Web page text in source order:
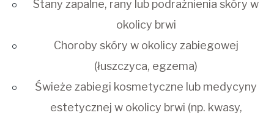
Stany zapalne, rany lub podrażnienia skóry w
okolicy brwi
Choroby skóry w okolicy zabiegowej
(łuszczyca, egzema)
Świeże zabiegi kosmetyczne lub medycyny
estetycznej w okolicy brwi (np. kwasy,